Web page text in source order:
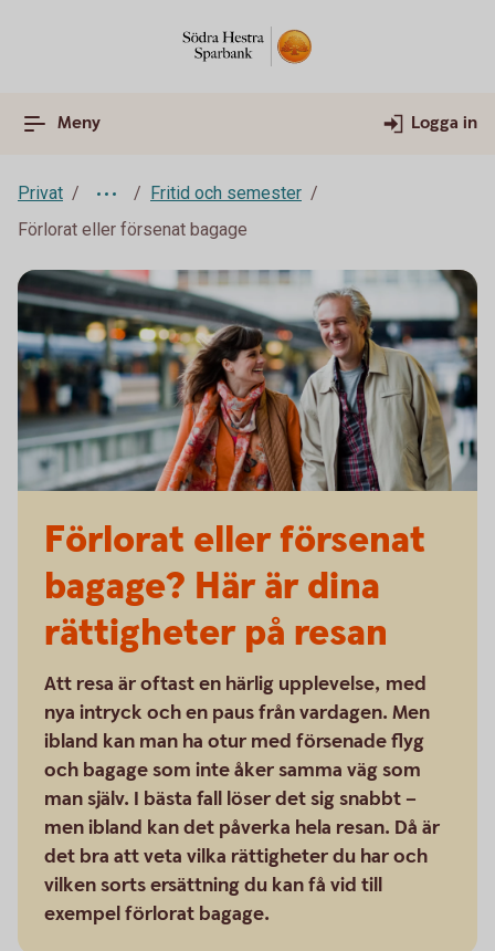
Meny Logga in
Privat
Fritid och semester
Förlorat eller försenat bagage
Förlorat eller försenat
bagage? Här är dina
rättigheter på resan
Att resa är oftast en härlig upplevelse, med
nya intryck och en paus från vardagen. Men
ibland kan man ha otur med försenade flyg
och bagage som inte åker samma väg som
man själv. I bästa fall löser det sig snabbt –
men ibland kan det påverka hela resan. Då är
det bra att veta vilka rättigheter du har och
vilken sorts ersättning du kan få vid till
exempel förlorat bagage.